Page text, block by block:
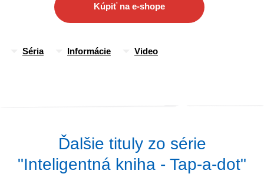
Kúpiť na e-shope
Séria Informácie Video
Ďalšie tituly zo série
"Inteligentná kniha - Tap-a-dot"